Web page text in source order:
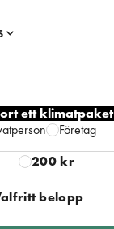
ett klimatpaket
Företag
200kr
belopp